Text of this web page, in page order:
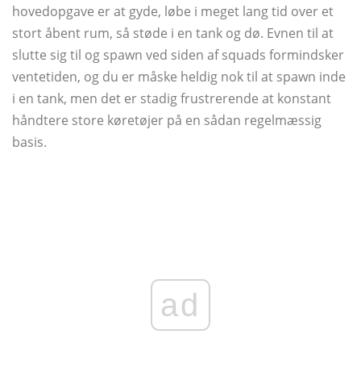
hovedopgave er at gyde, løbe i meget lang tid over et
stort åbent rum, så støde i en tank og dø. Evnen til at
slutte sig til og spawn ved siden af ​​squads formindsker
ventetiden, og du er måske heldig nok til at spawn inde
i en tank, men det er stadig frustrerende at konstant
håndtere store køretøjer på en sådan regelmæssig
basis.
ad